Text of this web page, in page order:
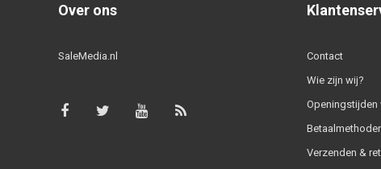
Over ons
SaleMedia.nl
Contact
Wie zijn wij?
Openingstijden
Verzenden &